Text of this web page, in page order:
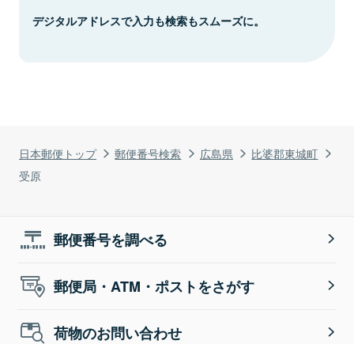
日本郵便トップ 郵便番号検索 広島県
比婆郡東城町
受原
デジタルアドレスで入力も検索もスムーズに。
郵便番号を調べる
郵便局・ATM・ポストをさがす
荷物のお問い合わせ